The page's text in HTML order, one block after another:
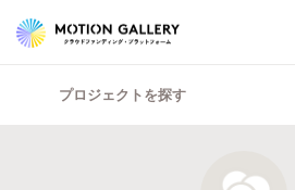
プロジェクトを探す